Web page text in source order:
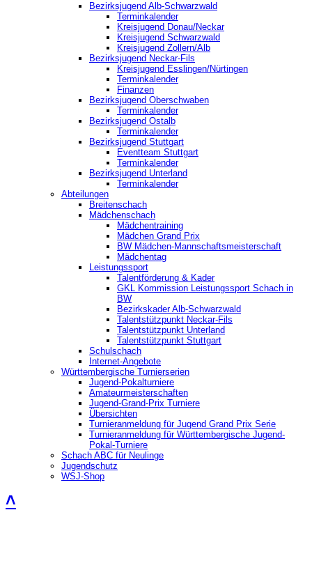
Bezirksjugend Alb-Schwarzwald
Terminkalender
Kreisjugend Donau/Neckar
Kreisjugend Schwarzwald
Kreisjugend Zollern/Alb
Bezirksjugend Neckar-Fils
Kreisjugend ‎Esslingen/Nürtingen
Terminkalender
Finanzen
Bezirksjugend Oberschwaben
Terminkalender
Bezirksjugend Ostalb
Terminkalender
Bezirksjugend Stuttgart
‎Eventteam Stuttgart
Terminkalender
Bezirksjugend Unterland
Terminkalender
Abteilungen
Breitenschach
Mädchenschach
Mädchentraining
Mädchen Grand Prix
BW Mädchen-Mannschaftsmeisterschaft
Mädchentag
Leistungssport
Talentförderung & Kader
GKL Kommission Leistungssport Schach in
BW
Bezirkskader Alb-Schwarzwald
Talentstützpunkt Neckar-Fils
Talentstützpunkt Unterland
Talentstützpunkt Stuttgart
Schulschach
Internet-Angebote
Württembergische Turnierserien
Jugend-Pokalturniere
Amateurmeisterschaften
Jugend-Grand-Prix Turniere
Übersichten
Turnieranmeldung für Jugend Grand Prix Serie
Turnieranmeldung für Württembergische Jugend-
Pokal-Turniere
Schach ABC für Neulinge
Jugendschutz
WSJ-Shop
˄